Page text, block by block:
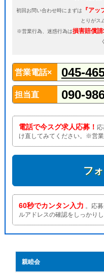
初回お問い合わせ時にまずは 『アッ
とりがス
※営業行為、迷惑行為は損害賠償
営業電話× 045-
担当直 090-
電話で今スグ求人応募！
け直してみてください。※営
フ
60秒でカンタン入力 。応
ルアドレスの確認をしっかりし
親睦会